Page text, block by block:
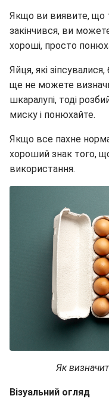
Якщо ви виявите, що
закінчився, ви
хороші, просто
Яйця, які
ще не можете
шкаралупі, тоді
миску і понюхайте.
Якщо все пахне
хороший знак того,
використання.
Як
Візуальний огляд